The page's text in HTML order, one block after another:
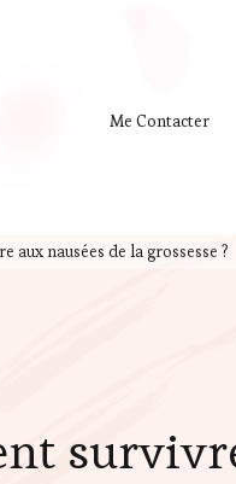
Me Contacter
aux nausées de la grossesse ?